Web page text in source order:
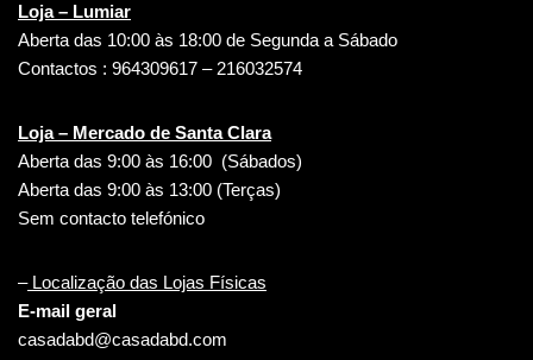
Loja – Lumiar
Aberta das 10:00 às 18:00 de Segunda a Sábado
Contactos : 964309617 – 216032574
Loja – Mercado de Santa Clara
Aberta das 9:00 às 16:00 (Sábados)
Aberta das 9:00 às 13:00 (Terças)
Sem contacto telefónico
–Localização das Lojas Físicas
E-mail geral
casadabd@casadabd.com